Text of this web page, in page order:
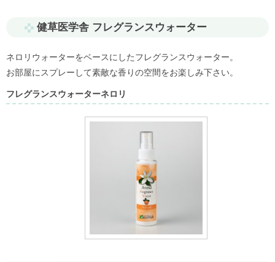
健草医学舎 フレグランスウォーター
ネロリウォーターをベースにしたフレグランスウォーター。
お部屋にスプレーして素敵な香りの空間をお楽しみ下さい。
フレグランスウォーターネロリ